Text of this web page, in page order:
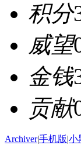
积分
威望
金钱
贡献
Archiver|手机版|小